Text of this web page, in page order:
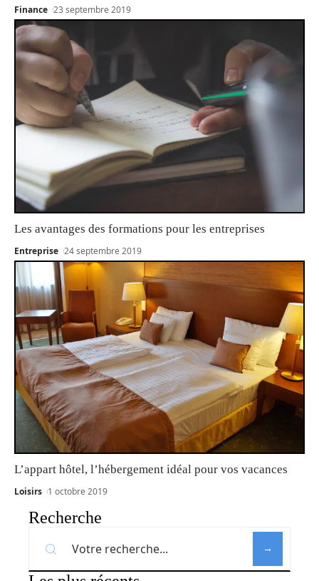
Finance 23 septembre 2019
Les avantages des formations pour les entreprises
Entreprise 24 septembre 2019
L’appart hôtel, l’hébergement idéal pour vos vacances
Loisirs 1 octobre 2019
Recherche